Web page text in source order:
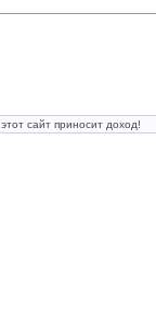
этот сайт приносит доход!